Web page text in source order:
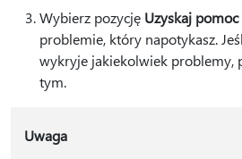
Wybierz pozycję Uzyskaj pomoc
problemie, który napotykasz.
wykryje jakiekolwiek problemy,
tym.
Uwaga